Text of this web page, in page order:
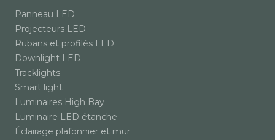
Panneau LED
Projecteurs LED
Rubans et profilés LED
Downlight LED
Tracklights
Smart light
Luminaires High Bay
Luminaire LED étanche
Éclairage plafonnier et mur